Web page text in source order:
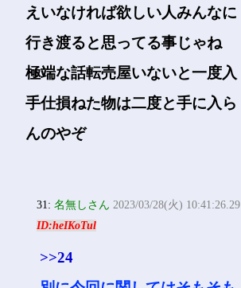
えいなければ欲しい人みんなに
行き渡ると思ってる事じゃね
極端な話転売屋いないと一度入
手仕損ねた物は二度と手に入ら
んのやぞ
31:名無しさん 2023/03/28(火) 10:41:26.29
ID:heIKoTul
>>24